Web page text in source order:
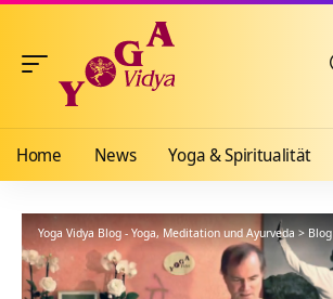
Home News Yoga & Spiritualität
Yoga Vidya Blog - Yoga, Meditation und Ayurveda>Blog